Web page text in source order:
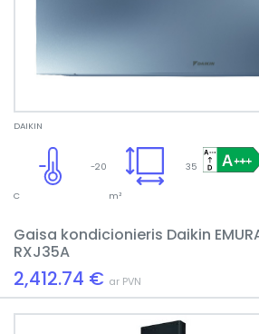
DAIKIN
35
m²
-20
C
Gaisa kondicionieris Daikin
RXJ35A
2,412.74 € ar PVN